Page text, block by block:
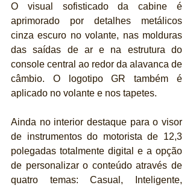
O visual sofisticado da cabine é
aprimorado por detalhes metálicos
cinza escuro no volante, nas molduras
das saídas de ar e na estrutura do
console central ao redor da alavanca de
câmbio. O logotipo GR também é
aplicado no volante e nos tapetes.
Ainda no interior destaque para o visor
de instrumentos do motorista de 12,3
polegadas totalmente digital e a opção
de personalizar o conteúdo através de
quatro temas: Casual, Inteligente,